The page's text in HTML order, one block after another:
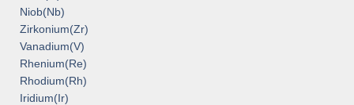
Niob(Nb)
Zirkonium(Zr)
Vanadium(V)
Rhenium(Re)
Rhodium(Rh)
Iridium(Ir)